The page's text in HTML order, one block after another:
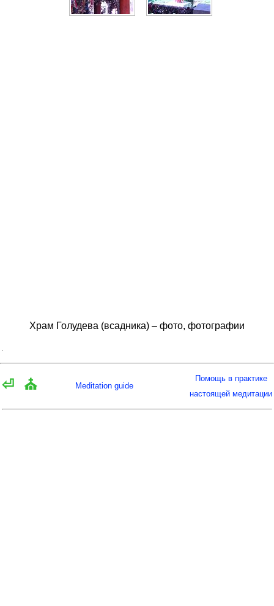
Храм Голудева (всадника) – фото, фотографии
⏎ ⛪ Meditation guide
Помощь в практике
настоящей медитации